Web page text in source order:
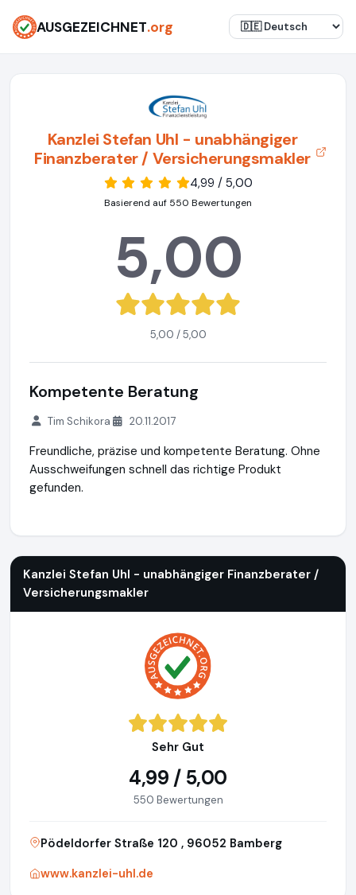
AUSGEZEICHNET.org
Kanzlei Stefan Uhl - unabhängiger
Finanzberater / Versicherungsmakler
4,99 / 5,00
Basierend auf 550 Bewertungen
5,00
5,00 / 5,00
Kompetente Beratung
Tim Schikora 20.11.2017
Freundliche, präzise und kompetente Beratung. Ohne
Ausschweifungen schnell das richtige Produkt
gefunden.
Kanzlei Stefan Uhl - unabhängiger Finanzberater /
Versicherungsmakler
Sehr Gut
4,99 / 5,00
550 Bewertungen
Pödeldorfer Straße 120 , 96052 Bamberg
www.kanzlei-uhl.de